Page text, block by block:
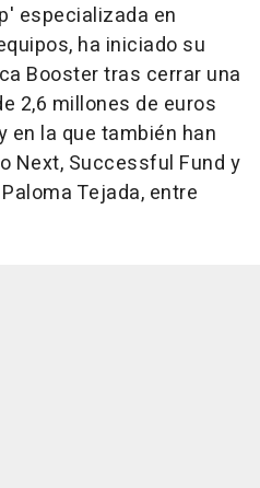
especializada en
ha iniciado su
Booster tras cerrar una
2,6 millones de euros
en la que también han
Next, Successful Fund y
Tejada, entre